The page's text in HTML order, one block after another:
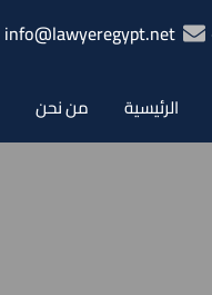
info@lawyeregypt.net
الرئيسية من نحن